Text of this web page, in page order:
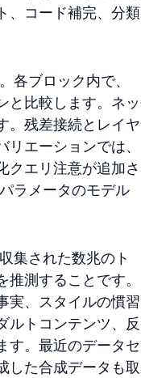
、コード補完、分類
ブロック内で、
と比較します。ネッ
。残差接続とレイヤ
エーションでは、
クエリ注意が追加さ
ラメータのモデル
集された数兆のト
測することです。
実、スタイルの慣習
ルトコンテンツ、反
す。最近のデータセ
した合成データも取